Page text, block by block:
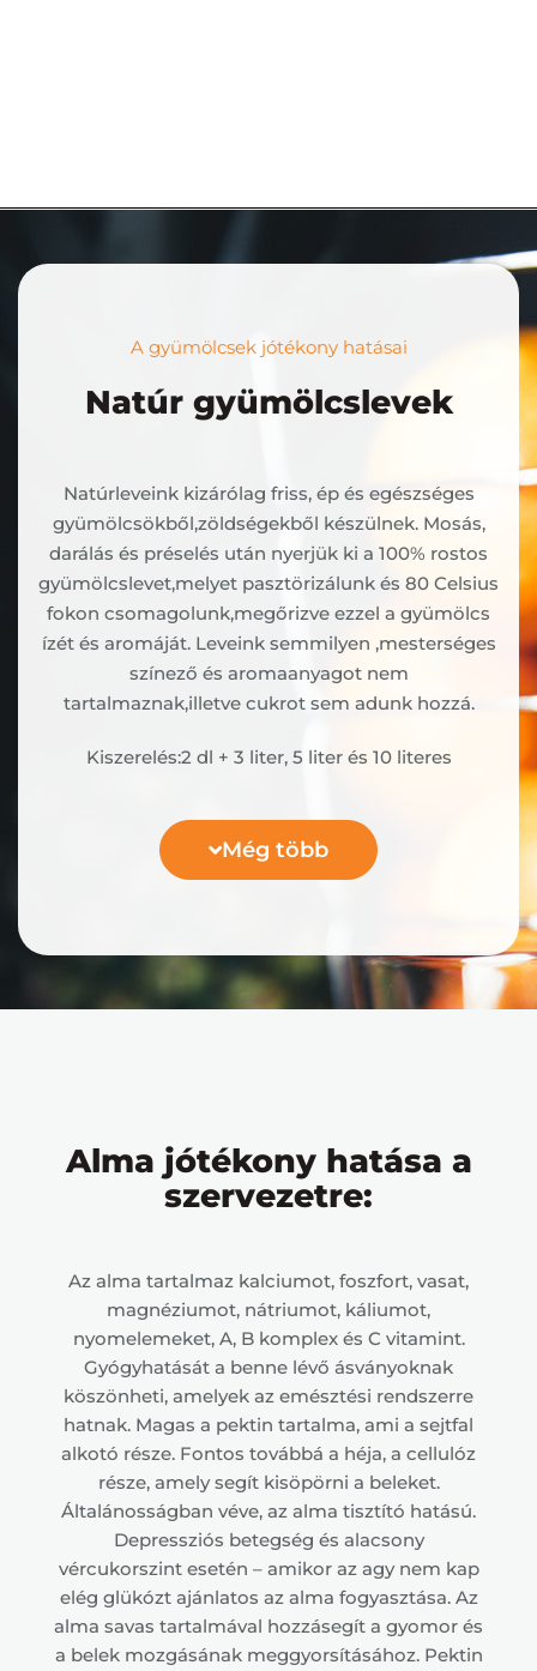
A gyümölcsek jótékony hatásai
Natúr gyümölcslevek
Natúrleveink kizárólag friss, ép és egészséges
gyümölcsökből,zöldségekből készülnek. Mosás,
darálás és préselés után nyerjük ki a 100% rostos
gyümölcslevet,melyet pasztörizálunk és 80 Celsius
fokon csomagolunk,megőrizve ezzel a gyümölcs
ízét és aromáját. Leveink semmilyen ,mesterséges
színező és aromaanyagot nem
tartalmaznak,illetve cukrot sem adunk hozzá.
Kiszerelés:2 dl + 3 liter, 5 liter és 10 literes
Még több
Alma jótékony hatása a
szervezetre:
Az alma tartalmaz kalciumot, foszfort, vasat,
magnéziumot, nátriumot, káliumot,
nyomelemeket, A, B komplex és C vitamint.
Gyógyhatását a benne lévő ásványoknak
köszönheti, amelyek az emésztési rendszerre
hatnak. Magas a pektin tartalma, ami a sejtfal
alkotó része. Fontos továbbá a héja, a cellulóz
része, amely segít kisöpörni a beleket.
Általánosságban véve, az alma tisztító hatású.
Depressziós betegség és alacsony
vércukorszint esetén – amikor az agy nem kap
elég glükózt ajánlatos az alma fogyasztása. Az
alma savas tartalmával hozzásegít a gyomor és
a belek mozgásának meggyorsításához. Pektin